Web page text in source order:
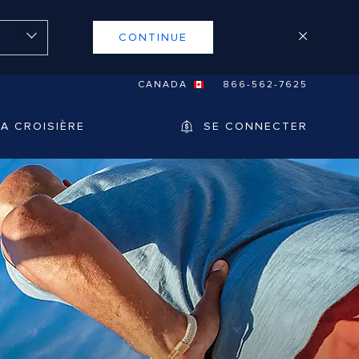
CONTINUE
CANADA 866-562-7625
CROISIÈRE SE CONNECTER